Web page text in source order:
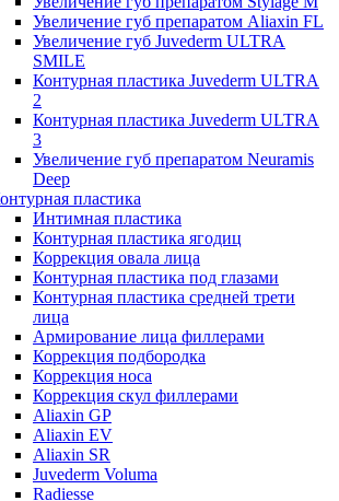
Увеличение губ препаратом Aliaxin FL
Увеличение губ Juvederm ULTRA
SMILE
Контурная пластика Juvederm ULTRA
2
Контурная пластика Juvederm ULTRA
3
Увеличение губ препаратом Neuramis
Deep
пластика
Интимная пластика
Контурная пластика ягодиц
Коррекция овала лица
Контурная пластика под глазами
Контурная пластика средней трети
лица
Армирование лица филлерами
Коррекция подбородка
Коррекция носа
Коррекция скул филлерами
Aliaxin GP
Aliaxin EV
Aliaxin SR
Juvederm Voluma
Radiesse